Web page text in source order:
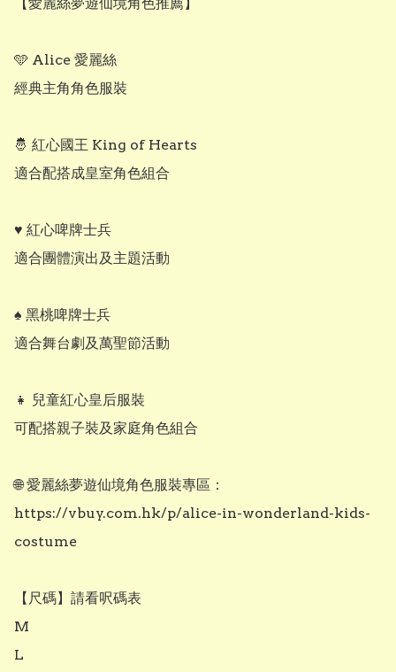
【愛麗絲夢遊仙境角色推薦】
🩵 Alice 愛麗絲
經典主角角色服裝
🤴 紅心國王 King of Hearts
適合配搭成皇室角色組合
♥️ 紅心啤牌士兵
適合團體演出及主題活動
♠️ 黑桃啤牌士兵
適合舞台劇及萬聖節活動
👧 兒童紅心皇后服裝
可配搭親子裝及家庭角色組合
🌐 愛麗絲夢遊仙境角色服裝專區：
https://vbuy.com.hk/p/alice-in-wonderland-kids-
costume
【尺碼】請看呎碼表
M
L